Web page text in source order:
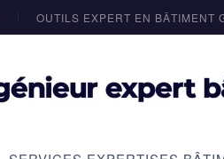
OUTILS EXPERT EN BÂTIMENT